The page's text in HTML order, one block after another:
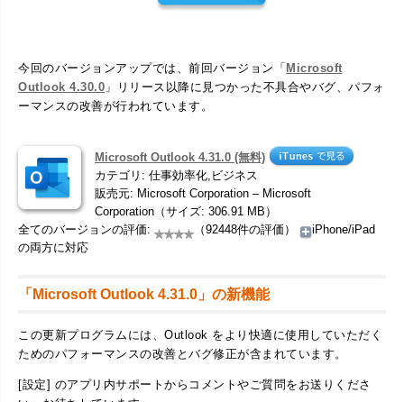
今回のバージョンアップでは、前回バージョン「Microsoft
Outlook 4.30.0 」リリース以降に見つかった不具合やバグ、パフォ
ーマンスの改善が行われています。
Microsoft Outlook 4.31.0 (無料)
カテゴリ: 仕事効率化,ビジネス
販売元: Microsoft Corporation – Microsoft
Corporation（サイズ: 306.91 MB）
全てのバージョンの評価:
（92448件の評価）
iPhone/iPad
の両方に対応
「Microsoft Outlook 4.31.0」の新機能
この更新プログラムには、Outlook をより快適に使用していただく
ためのパフォーマンスの改善とバグ修正が含まれています。
[設定] のアプリ内サポートからコメントやご質問をお送りくださ